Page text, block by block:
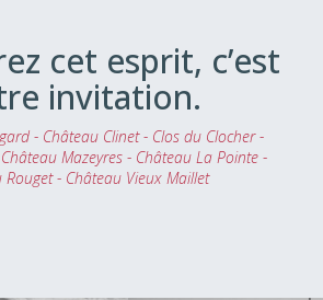
cet esprit, c’est
invitation.
- Château Clinet - Clos du Clocher -
Mazeyres - Château La Pointe -
Rouget - Château Vieux Maillet